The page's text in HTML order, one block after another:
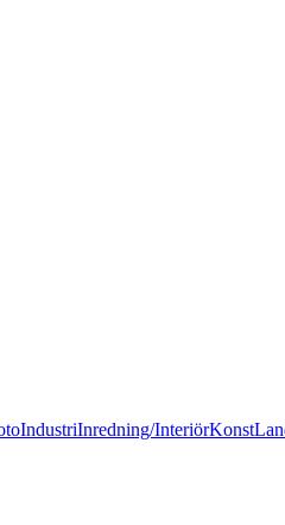
IndustriInredning/InteriörKonst